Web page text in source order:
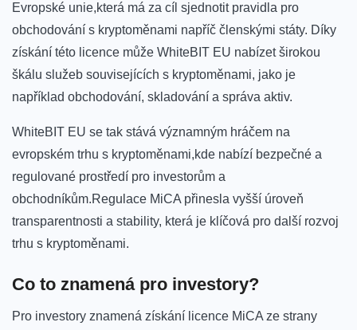
Evropské unie,která‌ má za ⁣cíl sjednotit pravidla pro
obchodování s ​kryptoměnami napříč členskými státy. Díky
získání této licence může WhiteBIT‍ EU nabízet širokou
škálu služeb souvisejících s kryptoměnami, jako je
například obchodování, skladování a správa aktiv.
WhiteBIT EU ​se tak stává významným hráčem ⁤na
evropském trhu ⁢s kryptoměnami,kde nabízí bezpečné a
regulované prostředí pro investorům a
obchodníkům.Regulace MiCA přinesla vyšší úroveň
transparentnosti⁤ a stability, která je klíčová pro další rozvoj
⁢trhu s kryptoměnami.
Co to znamená⁣ pro investory?
Pro ⁢investory ​znamená získání ⁤licence MiCA ze⁤ strany